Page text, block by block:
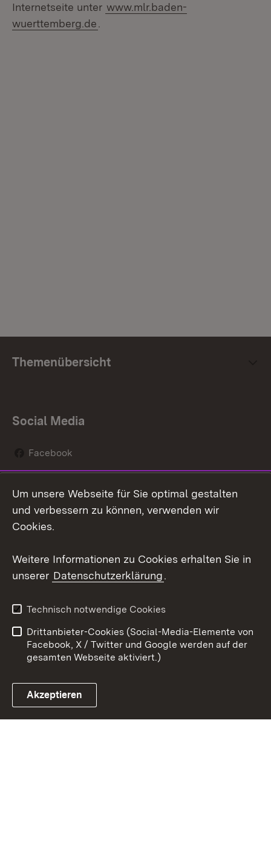
Internetseite unter www.mlr.baden-
wuerttemberg.de
Themenübersicht
Social Media
Facebook
Social Wall
Youtube
Link zum Landesportal
Kontakt
Datenschutz
Barrierefreiheit
Impressum Cookies
Um unsere Webseite für Sie optimal gestalten
und verbessern zu können, verwenden wir
Cookies.
Weitere Informationen zu Cookies erhalten Sie in
unserer Datenschutzerklärung.
Technisch notwendige Cookies
Drittanbieter-Cookies (Social-Media-Elemente von
Facebook, X / Twitter und Google werden auf der
gesamten Webseite aktiviert.)
Akzeptieren